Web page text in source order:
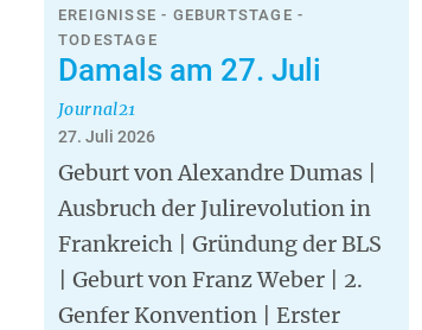
EREIGNISSE - GEBURTSTAGE -
TODESTAGE
Damals am 27. Juli
Journal21
27. Juli 2026
Geburt von Alexandre Dumas |
Ausbruch der Julirevolution in
Frankreich | Gründung der BLS
| Geburt von Franz Weber | 2.
Genfer Konvention | Erster